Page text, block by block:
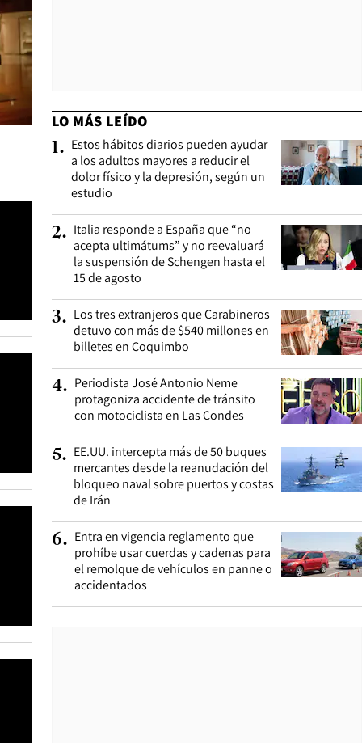
LO MÁS LEÍDO
1. Estos hábitos diarios pueden ayudar
a los adultos mayores a reducir el
dolor físico y la depresión, según un
estudio
2. Italia responde a España que “no
acepta ultimátums” y no reevaluará
la suspensión de Schengen hasta el
15 de agosto
3. Los tres extranjeros que Carabineros
detuvo con más de $540 millones en
billetes en Coquimbo
4. Periodista José Antonio Neme
protagoniza accidente de tránsito
con motociclista en Las Condes
5. EE.UU. intercepta más de 50 buques
mercantes desde la reanudación del
bloqueo naval sobre puertos y costas
de Irán
6. Entra en vigencia reglamento que
prohíbe usar cuerdas y cadenas para
el remolque de vehículos en panne o
accidentados